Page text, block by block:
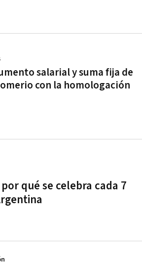
salarial y suma fija de
con la homologación
qué se celebra cada 7